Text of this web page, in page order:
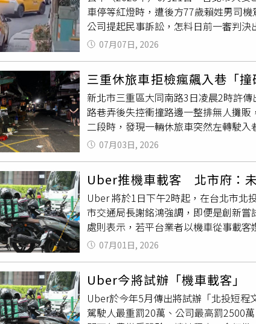
少開車，要在旋轉式立體停車場快速
中有拳拳到肉的近身搏擊戲。（圖／
季一路逆襲上位集團大佬左右手，晉
角色「羅冠豪」的人生變奏三部曲。
爭與婚姻地獄洗禮下，第二季變得更
看韓國女團舞做功課，更感謝飾演「高
救了我跟管罄兩個已經年過 30 歲、但
企業家。（圖／瀚草影視）彩蛋角色
小隊難兄難弟，戲外他為戲考取駕照，
樓梯，慢慢摸索樓梯和牆角「攻堅自
外收穫是發現自己『很會攻堅』！」
姚淳耀、蔡亘晏飾演的昔日高中摯友在
計謀中，也逼得他們不得不面對那段
播出，每週更新兩集，週六晚間 9 點
步跟播；週日晚間8點於東森戲劇台播
瀚草影視）
車停等紅燈時，遭後方77歲賴姓男司
公司提起民事訴訟，怎料日前一審判
官卻冷回「對啊」，讓蔡女母親相當
停等紅燈，77歲的賴阿明駕駛大型拖
另有2人受傷，而賴阿明一度想倒車離
結不起訴，蔡女家屬轉向賴阿明所屬公
費89萬1680元、機車損害8萬元、精神
來不能維持生活」，且依其可能取得
金額，因此予以駁回。對此，蔡女母
件使用的是自己女兒的
，後來她
女兒就這樣白白犧牲了嗎？」法官卻
萬元，根本沒有拿到700萬元，當下
以把你的訴求講出來，我就是全部封殺
造成二次傷害，縱容不法之徒……我們
法官開庭態度感到遺憾，已委請律師
07月07日, 2026
三重休旅車拒檢瘋飆入巷「
新北市三重區大同南路3日凌晨2時許
路巷弄後失控衝撞路邊一整排無人攤
二段時，發現一輛休旅車突然左轉駛
約220公尺後，直接衝撞路邊攤販區。
07月03日, 2026
Uber推機車載客 北市府：
Uber 將於1日下午2時起，在台北市北
市交通局長謝銘鴻強調，即便是創新
處則表示，若平台業者以機車從事載
20萬元罰鍰，並得吊銷牌照及
，
模式，表達嚴正譴責，絕不容許違法
車載客本身就不合法，即便創新嘗試
眾和駕駛權益都會受損，安全上無法獲
實，會按照現行法令裁罰基準開發，
既有法律，收費只是包裝手法 ，目前
07月01日, 2026
Uber今將試辦「機車載客」
Uber於今年5月傳出將試辦「北投短程
駕駛人最重罰20萬、公司最高罰2500